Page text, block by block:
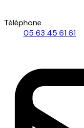
Téléphone
05 63 45 61 61